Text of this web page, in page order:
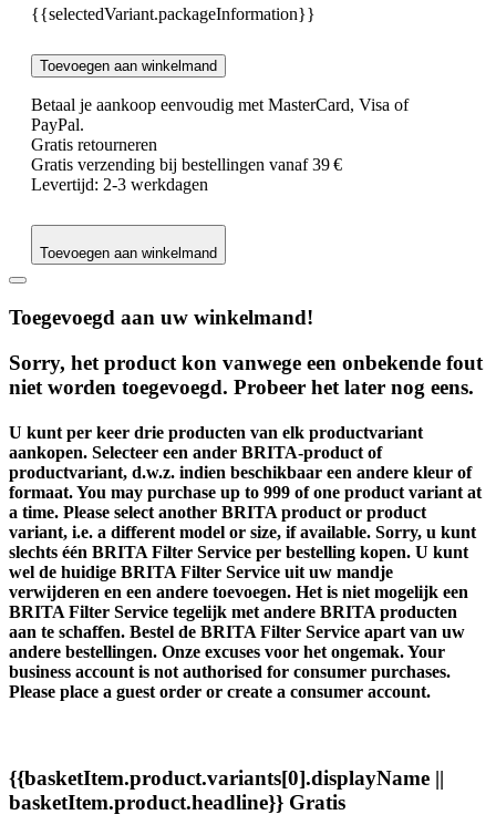
{{selectedVariant.packageInformation}}
Toevoegen aan winkelmand
Betaal je aankoop eenvoudig met MasterCard, Visa of
PayPal.
Gratis retourneren
Gratis verzending bij bestellingen vanaf 39 €
Levertijd: 2-3 werkdagen
Toevoegen aan winkelmand
Toegevoegd aan uw winkelmand!
Sorry, het product kon vanwege een onbekende fout
niet worden toegevoegd. Probeer het later nog eens.
U kunt per keer drie producten van elk productvariant
aankopen. Selecteer een ander BRITA-product of
productvariant, d.w.z. indien beschikbaar een andere kleur of
formaat.You may purchase up to 999 of one product variant at
a time. Please select another BRITA product or product
variant, i.e. a different model or size, if available. Sorry, u kunt
slechts één BRITA Filter Service per bestelling kopen. U kunt
wel de huidige BRITA Filter Service uit uw mandje
verwijderen en een andere toevoegen. Het is niet mogelijk een
BRITA Filter Service tegelijk met andere BRITA producten
aan te schaffen. Bestel de BRITA Filter Service apart van uw
andere bestellingen. Onze excuses voor het ongemak.Your
business account is not authorised for consumer purchases.
Please place a guest order or create a consumer account.
{{basketItem.product.variants[0].displayName ||
basketItem.product.headline}} Gratis